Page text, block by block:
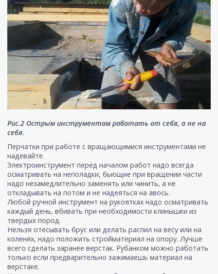
Рис.2 Острым инструментом работать от себя, а не на
себя.
Перчатки при работе с вращающимися инструментами не
надевайте.
Электроинструмент перед началом работ надо всегда
осматривать на неполадки, бьющие при вращении части
надо незамедлительно заменять или чинить, а не
откладывать на потом и не надеяться на авось.
Любой ручной инструмент на рукоятках надо осматривать
каждый день, вбивать при необходимости клинышки из
твердых пород.
Нельзя отесывать брус или делать распил на весу или на
коленях, надо положить стройматериал на опору. Лучше
всего сделать заранее верстак. Рубанком можно работать
только если предварительно зажимаешь материал на
верстаке.